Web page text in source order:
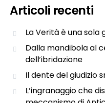
Articoli recenti
La Verità è una
Dalla mandibola al
dell’ibridazione
Il dente del giudizio
L’ingranaggio che